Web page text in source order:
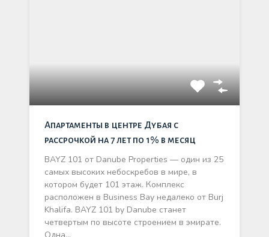
Апартаменты в центре Дубая с
рассрочкой на 7 лет по 1% в месяц
BAYZ 101 от Danube Properties — один из 25
самых высоких небоскребов в мире, в
котором будет 101 этаж. Комплекс
расположен в Business Bay недалеко от Burj
Khalifa. BAYZ 101 by Danube станет
четвертым по высоте строением в эмирате.
Одна…